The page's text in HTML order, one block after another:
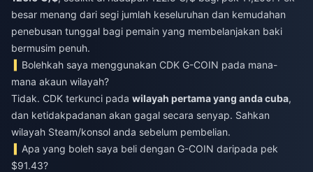
besar menang dari segi jumlah keseluruhan dan kemudahan
penebusan tunggal bagi pemain yang membelanjakan baki
bermusim penuh.
Bolehkah saya menggunakan CDK G-COIN pada mana-
mana akaun wilayah?
Tidak. CDK terkunci pada wilayah pertama yang anda cuba,
dan ketidakpadanan akan gagal secara senyap. Sahkan
wilayah Steam/konsol anda sebelum pembelian.
Apa yang boleh saya beli dengan G-COIN daripada pek
$91.43?